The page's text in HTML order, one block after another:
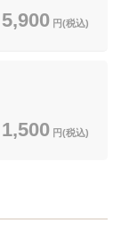
5,900 円(税込)
1,500 円(税込)